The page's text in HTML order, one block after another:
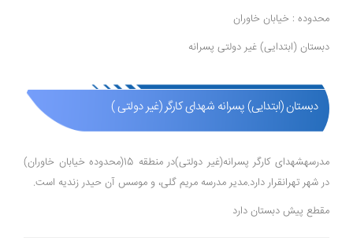
محدوده : خیابان خاوران
دبستان (ابتدایی) غیر دولتی پسرانه
دبستان (ابتدایی) پسرانه شهدای کارگر (غیر دولتی )
مدرسهشهدای کارگر پسرانه(غیر دولتی)در منطقه 15(محدوده خیابان خاوران)
در شهر تهرانقرار دارد.مدیر مدرسه مریم گلی، و موسس آن حیدر زندیه است.
مقطع پیش دبستان دارد